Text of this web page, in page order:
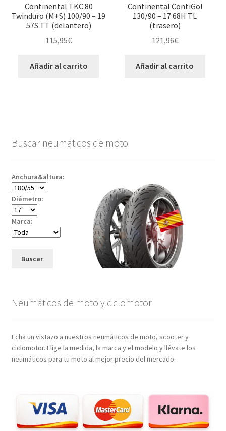
Continental TKC 80
Twinduro (M+S) 100/90 – 19
57S TT (delantero)
115,95€
Añadir al carrito
Continental ContiGo!
130/90 – 17 68H TL
(trasero)
121,96€
Añadir al carrito
Buscar neumáticos de moto
Anchura&altura:
Diámetro:
Marca:
Buscar
Neumáticos de moto y ciclomotor
Echa un vistazo a nuestros neumáticos de moto, scooter y
ciclomotor. Elige la medida, la marca y el modelo y llévate los
neumáticos para tu moto al mejor precio del mercado.